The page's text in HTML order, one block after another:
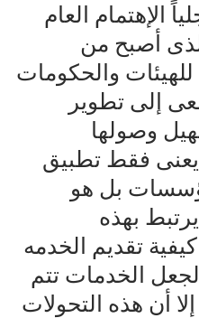
الإهتمام العام
أصبح من
والحكومات
إلى تطوير
وصولها
يعنى فقط تطبيق
بل هو
بهذه
تقديم الخدمه
الخدمات تتم
أن هذه التحولات